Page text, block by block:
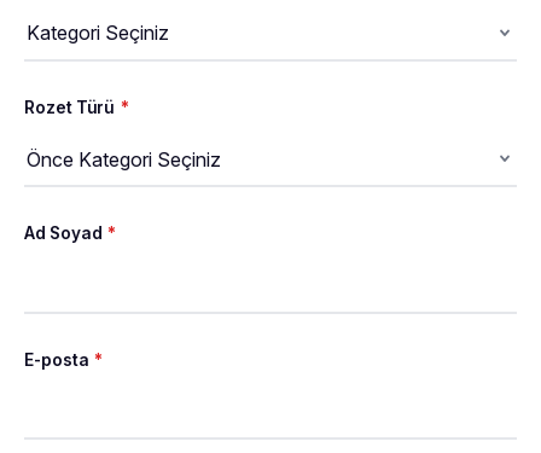
Rozet Türü *
Ad Soyad *
E-posta *